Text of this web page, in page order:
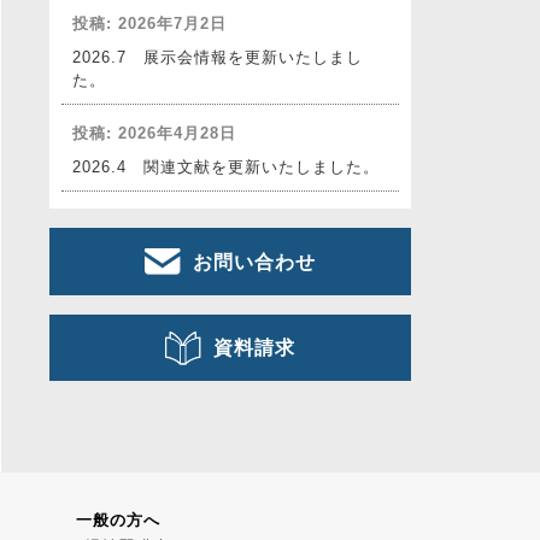
2026.7 展示会情報を更新いたしまし
た。
投稿: 2026年7月2日
2026.4 関連文献を更新いたしました。
投稿: 2026年4月28日
お問い合わせ
資料請求
一般の方へ